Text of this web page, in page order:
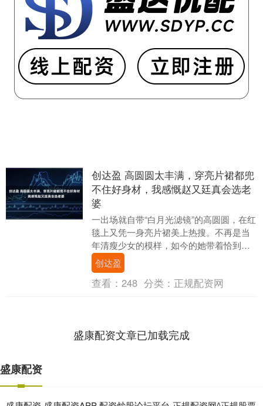
创达盈 高圆圆太丰满，穿亮片裙都兜
不住好身材，我感慨赵又廷真会选老
婆
一出场就自带“白月光滤镜”的高圆圆，在红
毯上又凭一身亮片裙美上热搜。不再是当
年清瘦少女的模样，如今的她带着恰到好
处的丰满身段，把亮片裙穿出了别人模仿
不来的妩媚与....
创达盈
查看： 248 分类： 正规配资网
盛康配资文章已加载完成
盛康配资